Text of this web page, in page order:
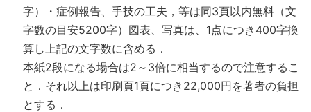
字）・症例報告、手技の工夫，等は同3頁以内無料（文
字数の目安5200字）図表、写真は、1点につき400字換
算し上記の文字数に含める．
本紙2段になる場合は2～3倍に相当するので注意するこ
と．それ以上は印刷頁1頁につき22,000円を著者の負担
とする．